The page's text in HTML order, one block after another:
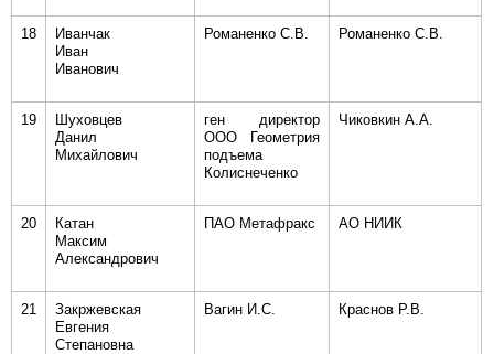
18
Иванчак
Иван
Иванович
Романенко С.В. Романенко С.В.
19
Шуховцев
Данил
Михайлович
ген директор
ООО Геометрия
подъема
Колиснеченко
Чиковкин А.А.
20
Катан
Максим
Александрович
ПАО Метафракс АО НИИК
21
Закржевская
Евгения
Степановна
Вагин И.С. Краснов Р.В.